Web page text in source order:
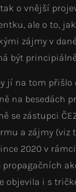
o vnější
ale o to,
zájmy v
být
jí na tom přišlo
na besedách
se zástupci
a zájmy (viz
2020 v
propagačních
objevila i s